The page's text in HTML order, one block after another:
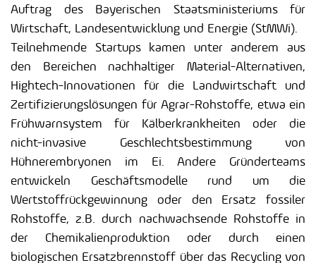
Auftrag des Bayerischen Staatsministeriums für
Wirtschaft, Landesentwicklung und Energie (StMWi).
Teilnehmende Startups kamen unter anderem aus
den Bereichen nachhaltiger Material-Alternativen,
Hightech-Innovationen für die Landwirtschaft und
Zertifizierungslösungen für Agrar-Rohstoffe, etwa ein
Frühwarnsystem für Kälberkrankheiten oder die
nicht-invasive Geschlechtsbestimmung von
Hühnerembryonen im Ei. Andere Gründerteams
entwickeln Geschäftsmodelle rund um die
Wertstoffrückgewinnung oder den Ersatz fossiler
Rohstoffe, z.B. durch nachwachsende Rohstoffe in
der Chemikalienproduktion oder durch einen
biologischen Ersatzbrennstoff über das Recycling von